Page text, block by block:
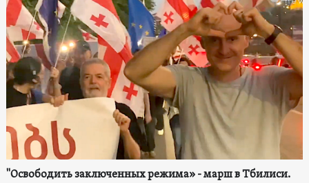
"Освободить заключенных режима» - марш в Тбилиси.